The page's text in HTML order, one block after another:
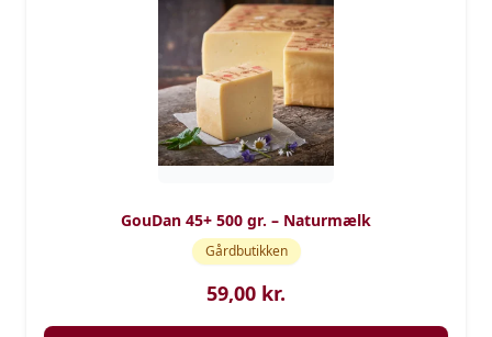
GouDan 45+ 500 gr. – Naturmælk
Gårdbutikken
59,00 kr.